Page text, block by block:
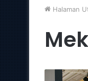
Halaman